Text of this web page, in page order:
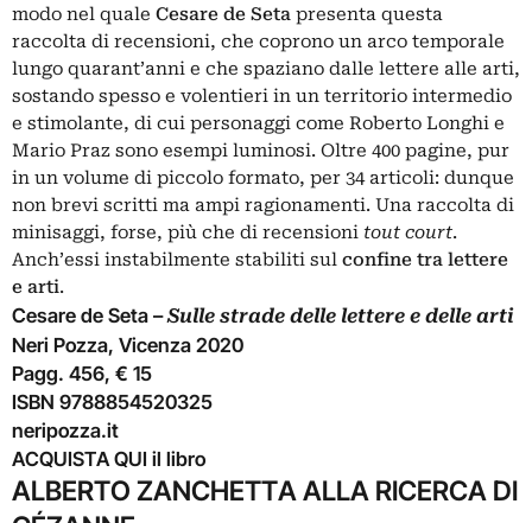
modo nel quale Cesare de Seta presenta questa
raccolta di recensioni, che coprono un arco temporale
lungo quarant’anni e che spaziano dalle lettere alle arti,
sostando spesso e volentieri in un territorio intermedio
e stimolante, di cui personaggi come Roberto Longhi e
Mario Praz sono esempi luminosi. Oltre 400 pagine, pur
in un volume di piccolo formato, per 34 articoli: dunque
non brevi scritti ma ampi ragionamenti. Una raccolta di
minisaggi, forse, più che di recensioni tout court.
Anch’essi instabilmente stabiliti sul confine tra lettere
e arti.
Cesare de Seta –Sulle strade delle lettere e delle arti
Neri Pozza, Vicenza 2020
Pagg. 456, € 15
ISBN 9788854520325
neripozza.it
ACQUISTA QUI il libro
ALBERTO ZANCHETTA ALLA RICERCA DI